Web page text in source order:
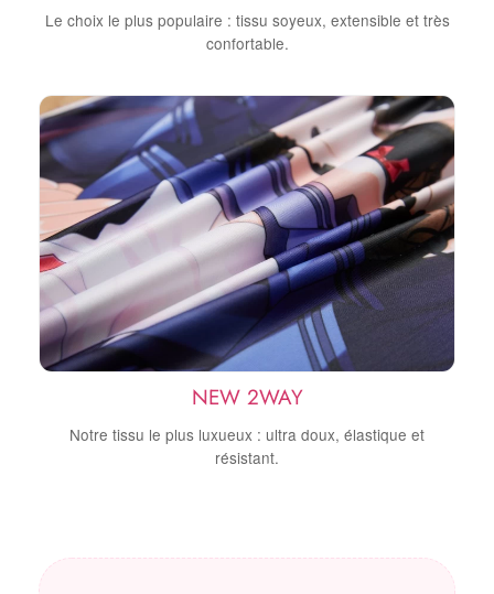
Le choix le plus populaire : tissu soyeux, extensible et très
confortable.
NEW 2WAY
Notre tissu le plus luxueux : ultra doux, élastique et
résistant.